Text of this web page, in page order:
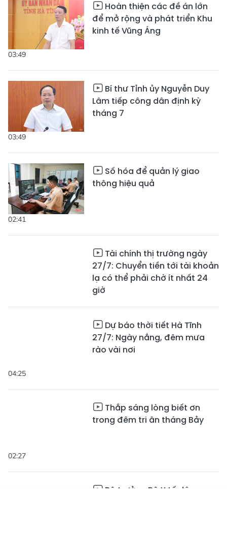
03:49
Hoàn thiện các đề án lớn
để mở rộng và phát triển Khu
kinh tế Vũng Áng
03:49
Bí thư Tỉnh ủy Nguyễn Duy
Lâm tiếp công dân định kỳ
tháng 7
02:41
Số hóa để quản lý giao
thông hiệu quả
Tài chính thị trường ngày
27/7: Chuyển tiền tới tài khoản
lạ có thể phải chờ ít nhất 24
giờ
04:25
Dự báo thời tiết Hà Tĩnh
27/7: Ngày nắng, đêm mưa
rào vài nơi
02:27
Thắp sáng lòng biết ơn
trong đêm tri ân tháng Bảy
Bộ trưởng Bộ Y tế dâng